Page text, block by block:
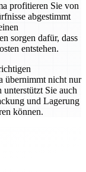
profitieren Sie von
abgestimmt
sorgen dafür, dass
entstehen.
übernimmt nicht nur
Sie auch
und Lagerung
können.